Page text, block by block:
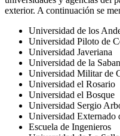
exterior. A continuación se
Universidad de los
Universidad Piloto de
Universidad Javeriana
Universidad de la
Universidad Militar de
Universidad el Rosario
Universidad el Bosque
Universidad Sergio
Universidad Externado
Escuela de Ingenieros